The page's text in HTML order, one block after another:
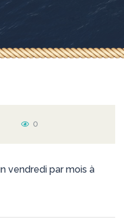
0
vendredi par mois à